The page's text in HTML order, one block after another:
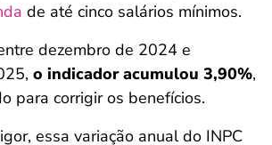
de até cinco salários mínimos.
dezembro de 2024 e
o indicador acumulou 3,90%,
para corrigir os benefícios.
essa variação anual do INPC